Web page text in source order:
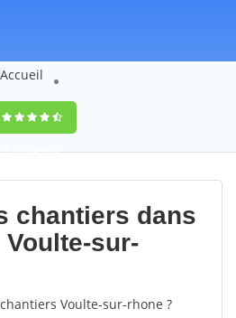
Accueil
9,5(100%)0
votes
chantiers dans
sur-
Voulte-sur-rhone ?